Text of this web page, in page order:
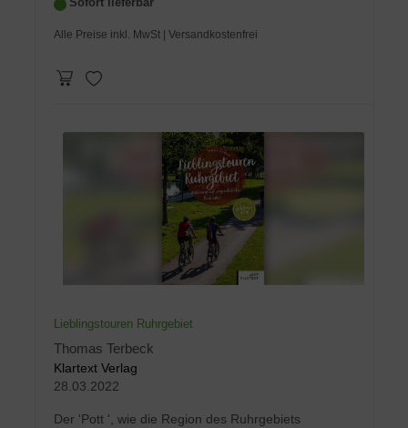
Alle Preise inkl. MwSt | Versandkostenfrei
Lieblingstouren Ruhrgebiet
Thomas Terbeck
Klartext Verlag
28.03.2022
Der 'Pott ', wie die Region des Ruhrgebiets